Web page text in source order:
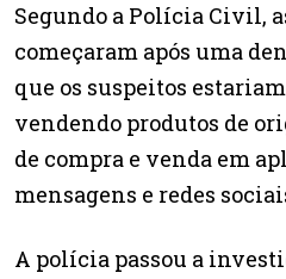
Segundo a Polícia Civil,
começaram após uma
que os suspeitos
vendendo produtos de
de compra e venda em
mensagens e redes
A polícia passou a